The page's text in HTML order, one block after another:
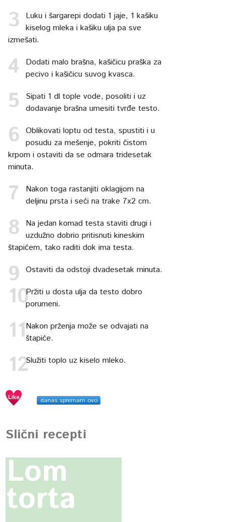
Luku i šargarepi dodati 1 jaje, 1 kašiku
kiselog mleka i kašiku ulja pa sve
izmešati.
Dodati malo brašna, kašičicu praška za
pecivo i kašičicu suvog kvasca.
Sipati 1 dl tople vode, posoliti i uz
dodavanje brašna umesiti tvrđe testo.
Oblikovati loptu od testa, spustiti i u
posudu za mešenje, pokriti čistom
krpom i ostaviti da se odmara tridesetak
minuta.
Nakon toga rastanjiti oklagijom na
deljinu prsta i seći na trake 7x2 cm.
Na jedan komad testa staviti drugi i
uzdužno dobrio pritisnuti kineskim
štapićem, tako raditi dok ima testa.
Ostaviti da odstoji dvadesetak minuta.
Pržiti u dosta ulja da testo dobro
porumeni.
Nakon prženja može se odvajati na
štapiće.
Služiti toplo uz kiselo mleko.
danas spremam ovo
Slični recepti
Lom
torta